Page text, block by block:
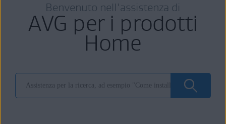
Benvenuto nell'assistenza di
AVG per i prodotti
Home